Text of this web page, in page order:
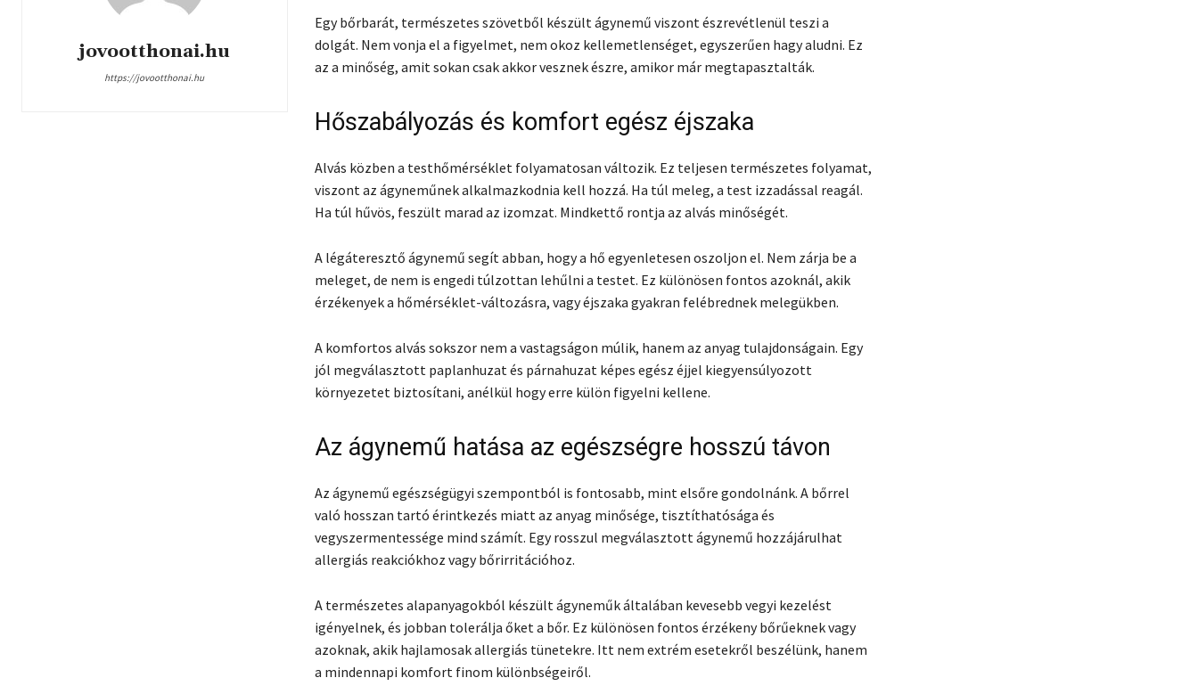
jovootthonai.hu
https://jovootthonai.hu
Egy bőrbarát, természetes szövetből készült ágynemű viszont észrevétlenül teszi a
dolgát. Nem vonja el a figyelmet, nem okoz kellemetlenséget, egyszerűen hagy aludni. Ez
az a minőség, amit sokan csak akkor vesznek észre, amikor már megtapasztalták.
Hőszabályozás és komfort egész éjszaka
Alvás közben a testhőmérséklet folyamatosan változik. Ez teljesen természetes folyamat,
viszont az ágyneműnek alkalmazkodnia kell hozzá. Ha túl meleg, a test izzadással reagál.
Ha túl hűvös, feszült marad az izomzat. Mindkettő rontja az alvás minőségét.
A légáteresztő ágynemű segít abban, hogy a hő egyenletesen oszoljon el. Nem zárja be a
meleget, de nem is engedi túlzottan lehűlni a testet. Ez különösen fontos azoknál, akik
érzékenyek a hőmérséklet-változásra, vagy éjszaka gyakran felébrednek melegükben.
A komfortos alvás sokszor nem a vastagságon múlik, hanem az anyag tulajdonságain. Egy
jól megválasztott paplanhuzat és párnahuzat képes egész éjjel kiegyensúlyozott
környezetet biztosítani, anélkül hogy erre külön figyelni kellene.
Az ágynemű hatása az egészségre hosszú távon
Az ágynemű egészségügyi szempontból is fontosabb, mint elsőre gondolnánk. A bőrrel
való hosszan tartó érintkezés miatt az anyag minősége, tisztíthatósága és
vegyszermentessége mind számít. Egy rosszul megválasztott ágynemű hozzájárulhat
allergiás reakciókhoz vagy bőrirritációhoz.
A természetes alapanyagokból készült ágyneműk általában kevesebb vegyi kezelést
igényelnek, és jobban tolerálja őket a bőr. Ez különösen fontos érzékeny bőrűeknek vagy
azoknak, akik hajlamosak allergiás tünetekre. Itt nem extrém esetekről beszélünk, hanem
a mindennapi komfort finom különbségeiről.